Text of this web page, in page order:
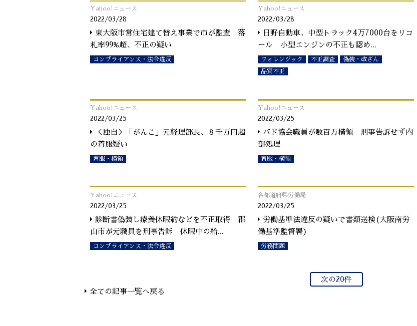
Yahoo!ニュース
2022/03/28
東大阪市営住宅建て替え事業で市が監査 落
札率99%超、不正の疑い
コンプライアンス・法令違反
Yahoo!ニュース
2022/03/28
日野自動車、中型トラック4万7000台をリコ
ール 小型エンジンの不正も認め...
フォレンジック 不正調査
偽装・改ざん
品質不正
Yahoo!ニュース
2022/03/25
＜独自＞「がんこ」元経理部長、８千万円超
の着服疑い
着服・横領
Yahoo!ニュース
2022/03/25
バド協会職員が数百万横領 刑事告訴せず内
部処理
着服・横領
Yahoo!ニュース
2022/03/25
診断書偽装し療養休暇約などを不正取得 郡
山市が元職員を刑事告訴 休暇中の給...
コンプライアンス・法令違反
各都道府県労働局
2022/03/25
労働基準法違反の疑いで書類送検(大阪南労
働基準監督署)
労務問題
次の20件
全ての記事一覧へ戻る